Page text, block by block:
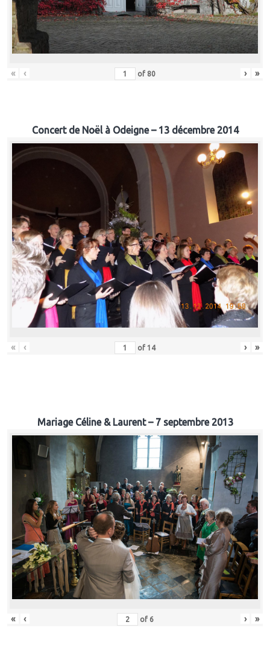
« ‹ of 80 › »
Concert de Noël à Odeigne – 13 décembre 2014
« ‹ of 14 › »
Mariage Céline & Laurent – 7 septembre 2013
« ‹ of 6 › »